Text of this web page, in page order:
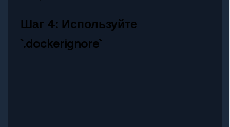
Шаг 4: Используйте
`.dockerignore`